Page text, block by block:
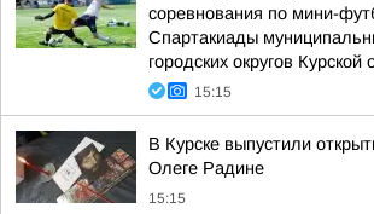
соревнования по мини-
Спартакиады
городских округов Курской
15:15
В Курске выпустили
Олеге Радине
15:15